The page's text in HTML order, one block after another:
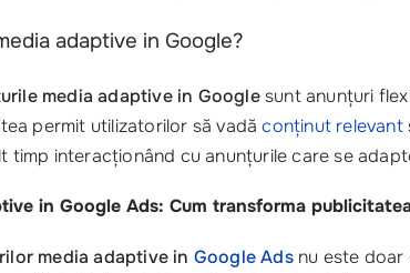
adaptive in Google?
media adaptive in Googlesunt anunțuri
permit utilizatorilor să vadăconținut relevant
timp interacționând cu anunțurile care se
in Google Ads: Cum transforma
media adaptive in Google Adsnu este doar